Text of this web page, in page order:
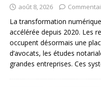
août 8, 2026
La transformation
accélérée depuis 2020. Les
occupent désormais une
d’avocats, les études
grandes entreprises. Ces